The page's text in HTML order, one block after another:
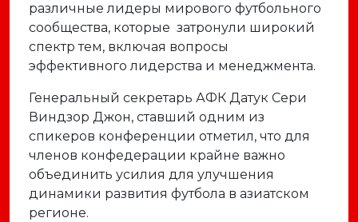
различные лидеры мирового футбольного
сообщества, которые затронули широкий
спектр тем, включая вопросы
эффективного лидерства и менеджмента.
Генеральный секретарь АФК Датук Сери
Виндзор Джон, ставший одним из
спикеров конференции отметил, что для
членов конфедерации крайне важно
объединить усилия для улучшения
динамики развития футбола в азиатском
регионе.